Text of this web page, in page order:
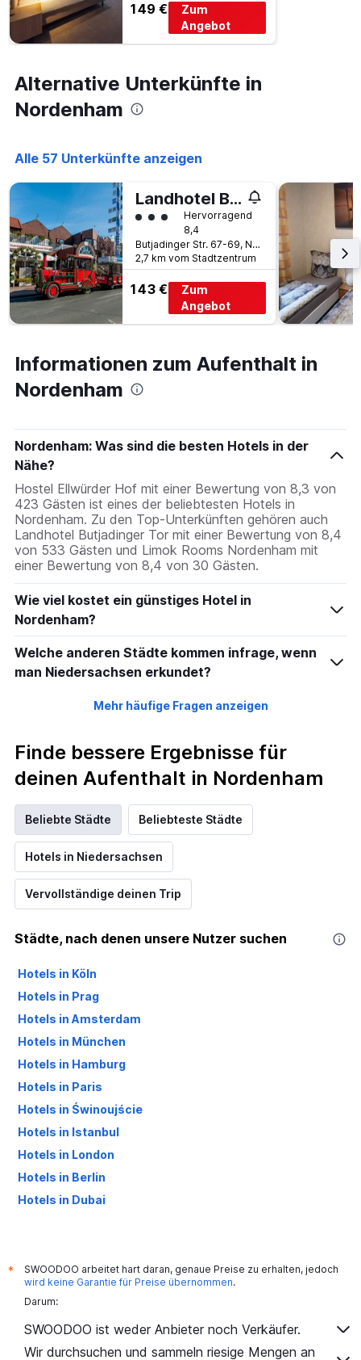
149 €
Zum
Angebot
Alternative Unterkünfte in
Nordenham
Alle 57 Unterkünfte anzeigen
Landhotel Butjadinger Tor
Bewertungskategorie 3
Hervorragend
8,4
Butjadinger Str. 67-69, Nordenham, Niedersachsen, Deutschland
2,7 km vom Stadtzentrum
143 €
Zum
Angebot
Informationen zum Aufenthalt in
Nordenham
Nordenham: Was sind die besten Hotels in der
Nähe?
Hostel Ellwürder Hof mit einer Bewertung von 8,3 von
423 Gästen ist eines der beliebtesten Hotels in
Nordenham. Zu den Top-Unterkünften gehören auch
Landhotel Butjadinger Tor mit einer Bewertung von 8,4
von 533 Gästen und Limok Rooms Nordenham mit
einer Bewertung von 8,4 von 30 Gästen.
Wie viel kostet ein günstiges Hotel in
Nordenham?
Welche anderen Städte kommen infrage, wenn
man Niedersachsen erkundet?
Mehr häufige Fragen anzeigen
Finde bessere Ergebnisse für
deinen Aufenthalt in Nordenham
Beliebte Städte Beliebteste Städte
Hotels in Niedersachsen
Vervollständige deinen Trip
Städte, nach denen unsere Nutzer suchen
Hotels in Köln
Hotels in Prag
Hotels in Amsterdam
Hotels in München
Hotels in Hamburg
Hotels in Paris
Hotels in Świnoujście
Hotels in Istanbul
Hotels in London
Hotels in Berlin
Hotels in Dubai
*
SWOODOO arbeitet hart daran, genaue Preise zu erhalten, jedoch
wird keine Garantie für Preise übernommen.
Darum:
SWOODOO ist weder Anbieter noch Verkäufer.
Wir durchsuchen und sammeln riesige Mengen an